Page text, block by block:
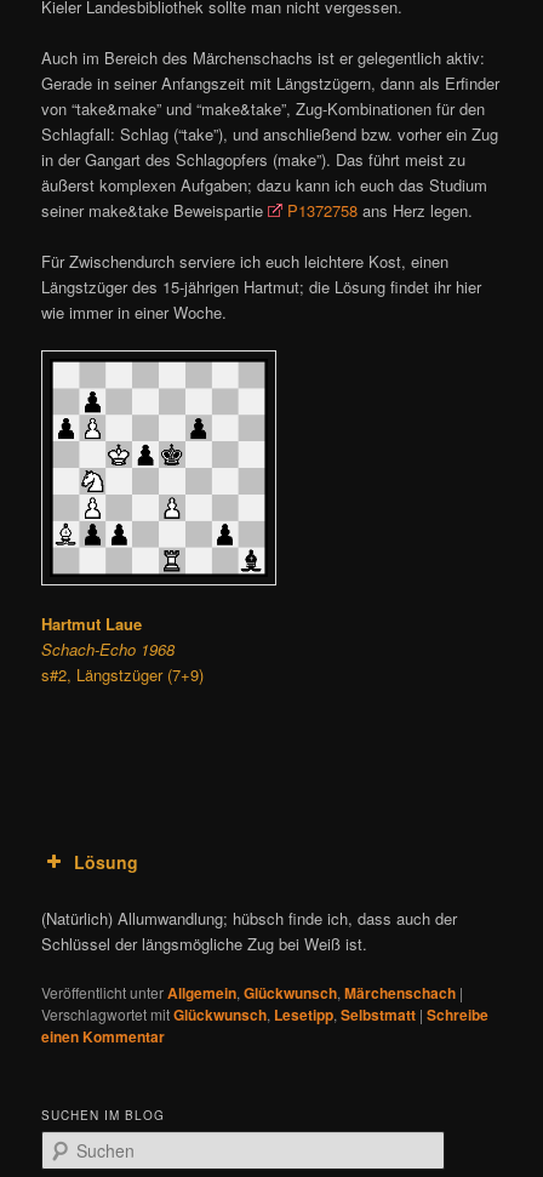
Kieler Landesbibliothek sollte man nicht vergessen.
Auch im Bereich des Märchenschachs ist er gelegentlich aktiv:
Gerade in seiner Anfangszeit mit Längstzügern, dann als Erfinder
von “take&make” und “make&take”, Zug-Kombinationen für den
Schlagfall: Schlag (“take”), und anschließend bzw. vorher ein Zug
in der Gangart des Schlagopfers (make”). Das führt meist zu
äußerst komplexen Aufgaben; dazu kann ich euch das Studium
seiner make&take Beweispartie
P1372758 ans Herz legen.
Für Zwischendurch serviere ich euch leichtere Kost, einen
Längstzüger des 15-jährigen Hartmut; die Lösung findet ihr hier
wie immer in einer Woche.
Hartmut Laue
Schach-Echo 1968
s#2, Längstzüger (7+9)
Lösung
(Natürlich) Allumwandlung; hübsch finde ich, dass auch der
Schlüssel der längsmögliche Zug bei Weiß ist.
Veröffentlicht unterAllgemein,Glückwunsch,Märchenschach |
Verschlagwortet mitGlückwunsch, Lesetipp,Selbstmatt |Schreibe
einen Kommentar
SUCHEN IM BLOG
u